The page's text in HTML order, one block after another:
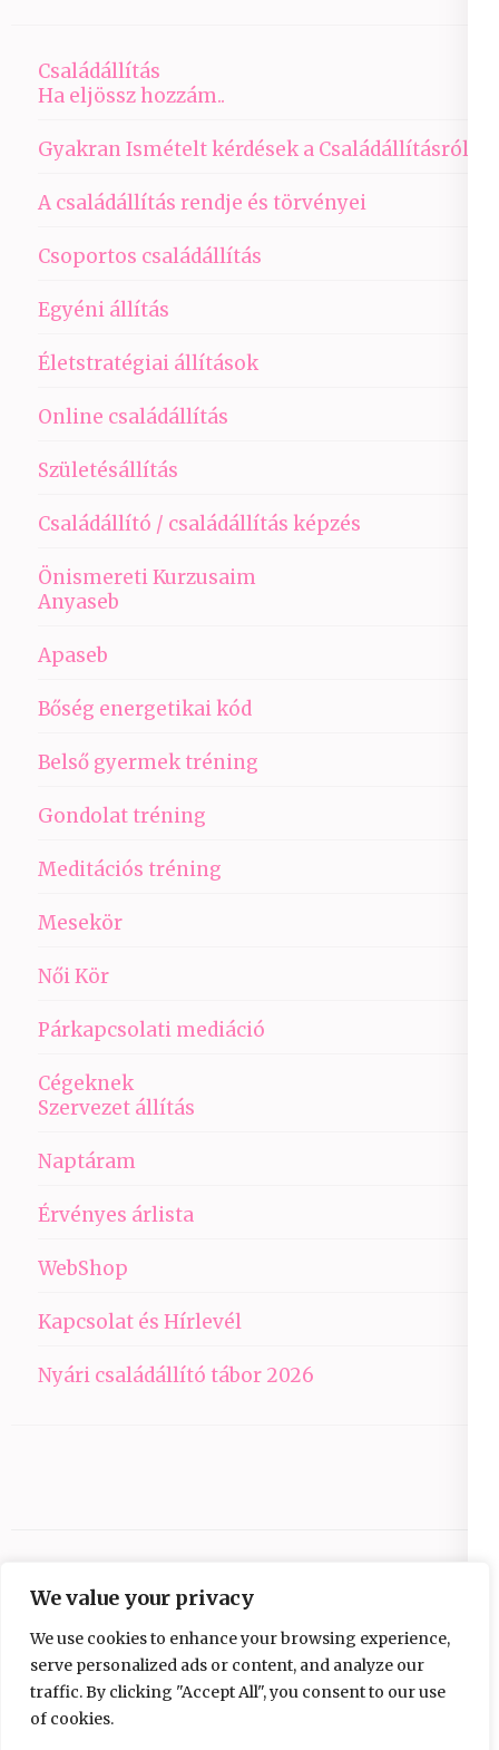
We value your privacy
We use cookies to enhance your browsing experience,
serve personalized ads or content, and analyze our
traffic. By clicking "Accept All", you consent to our use
of cookies.
Családállítás
Ha eljössz hozzám..
Gyakran Ismételt kérdések a Családállításról
A családállítás rendje és törvényei
Csoportos családállítás
Egyéni állítás
Életstratégiai állítások
Online családállítás
Születésállítás
Családállító / családállítás képzés
Önismereti Kurzusaim
Anyaseb
Apaseb
Bőség energetikai kód
Belső gyermek tréning
Gondolat tréning
Meditációs tréning
Mesekör
Női Kör
Párkapcsolati mediáció
Cégeknek
Szervezet állítás
Naptáram
Érvényes árlista
WebShop
Kapcsolat és Hírlevél
Nyári családállító tábor 2026
Copyright © 2026Ezüst-Híd.
Elegant Pink
Developed By